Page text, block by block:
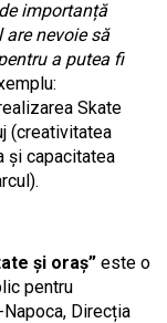
importanță
nevoie să
a putea fi
Skate
(creativitatea
și capacitatea
și oraș” este o
pentru
Direcția